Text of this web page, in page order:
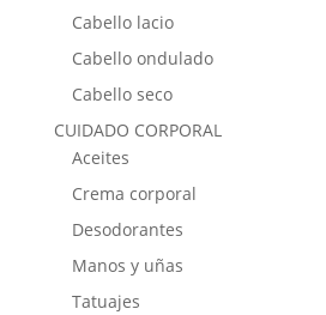
Cabello lacio
Cabello ondulado
Cabello seco
CUIDADO CORPORAL
Aceites
Crema corporal
Desodorantes
Manos y uñas
Tatuajes